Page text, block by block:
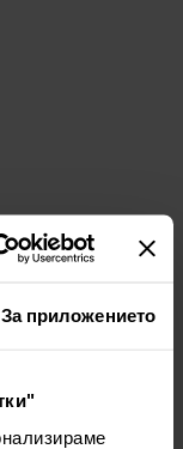
За приложението